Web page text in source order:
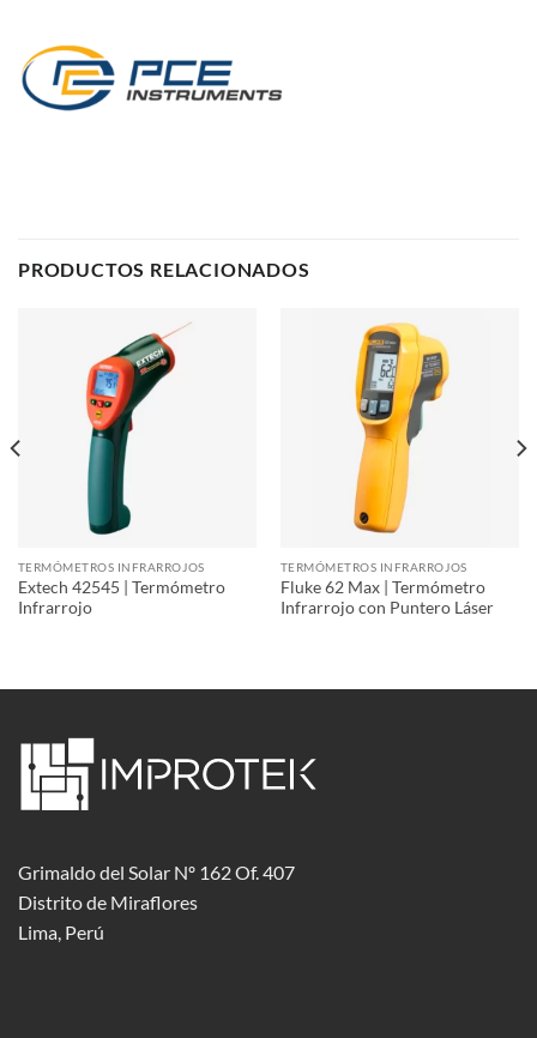
PRODUCTOS RELACIONADOS
TERMÓMETROS INFRARROJOS
Extech 42545 | Termómetro
Infrarrojo
TERMÓMETROS INFRARROJOS
Fluke 62 Max | Termómetro
Infrarrojo con Puntero Láser
Grimaldo del Solar Nº 162 Of. 407
Distrito de Miraflores
Lima, Perú